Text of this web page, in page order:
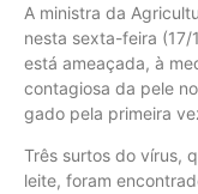
A ministra da
nesta sexta-feira
está ameaçada, à
contagiosa da pele
gado pela primeira
Três surtos do vírus,
leite, foram